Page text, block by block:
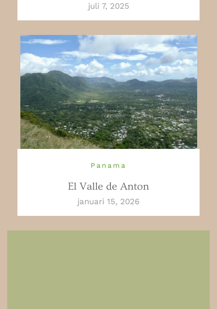
juli 7, 2025
Panama
El Valle de Anton
januari 15, 2026